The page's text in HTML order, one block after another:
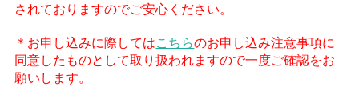
されておりますのでご安心ください。
＊お申し込みに際してはこちらのお申し込み注意事項に
同意したものとして取り扱われますので一度ご確認をお
願いします。